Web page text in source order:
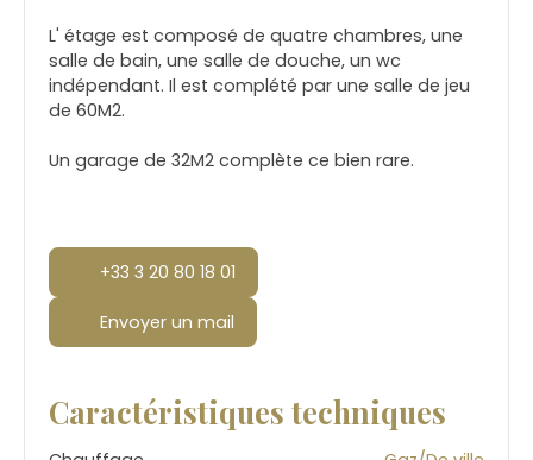
L' étage est composé de quatre chambres, une
salle de bain, une salle de douche, un wc
indépendant. Il est complété par une salle de jeu
de 60M2.
Un garage de 32M2 complète ce bien rare.
+33 3 20 80 18 01
Envoyer un mail
Caractéristiques techniques